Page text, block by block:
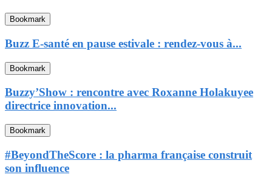
Bookmark
Buzz E-santé en pause estivale : rendez-vous à...
Bookmark
Buzzy’Show : rencontre avec Roxanne Holakuyee
directrice innovation...
Bookmark
#BeyondTheScore : la pharma française construit
son influence